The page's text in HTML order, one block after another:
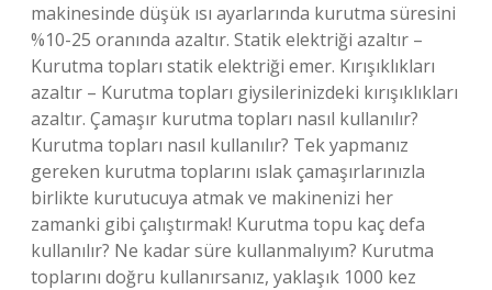
makinesinde düşük ısı ayarlarında kurutma süresini
%10-25 oranında azaltır. Statik elektriği azaltır –
Kurutma topları statik elektriği emer. Kırışıklıkları
azaltır – Kurutma topları giysilerinizdeki kırışıklıkları
azaltır. Çamaşır kurutma topları nasıl kullanılır?
Kurutma topları nasıl kullanılır? Tek yapmanız
gereken kurutma toplarını ıslak çamaşırlarınızla
birlikte kurutucuya atmak ve makinenizi her
zamanki gibi çalıştırmak! Kurutma topu kaç defa
kullanılır? Ne kadar süre kullanmalıyım? Kurutma
toplarını doğru kullanırsanız, yaklaşık 1000 kez